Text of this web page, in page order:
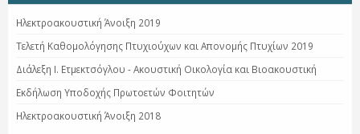
Ηλεκτροακουστική Άνοιξη 2019
Τελετή Καθομολόγησης Πτυχιούχων και Απονομής Πτυχίων 2019
Διάλεξη Ι. Ετμεκτσόγλου - Ακουστική Οικολογία και Βιοακουστική
Εκδήλωση Υποδοχής Πρωτοετών Φοιτητών
Ηλεκτροακουστική Άνοιξη 2018